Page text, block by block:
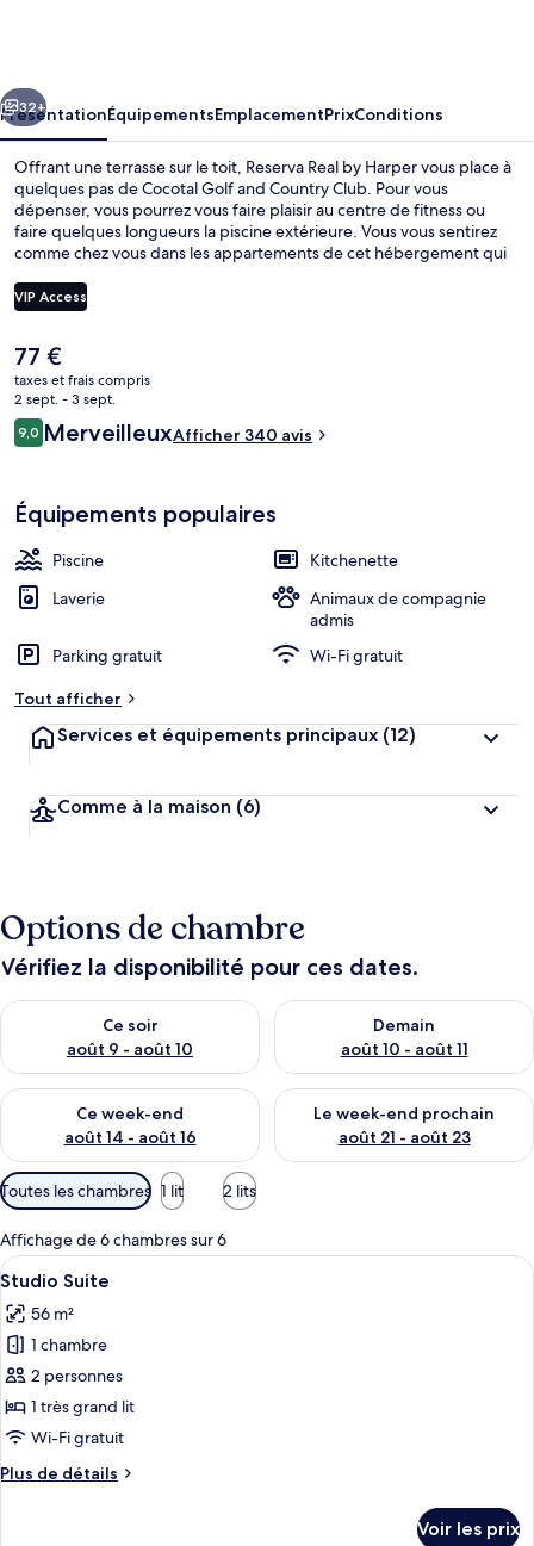
Suivant
32+
PrésentationÉquipementsEmplacementPrixConditions
Offrant une terrasse sur le toit, Reserva Real by Harper vous place à
quelques pas de Cocotal Golf and Country Club. Pour vous
dépenser, vous pourrez vous faire plaisir au centre de fitness ou
faire quelques longueurs la piscine extérieure. Vous vous sentirez
comme chez vous dans les appartements de cet hébergement qui
linge/sèche-linge, une TV connectée et l'accès Wi-Fi à Internet
gratuit.
VIP Access
Le
prix
actuel
est
de
77 €
taxes et frais compris
2 sept. - 3 sept.
Avis
voyageurs
9,09,0 sur 10
MerveilleuxAfficher 340 avis
Équipements populaires
Piscine
Kitchenette
Laverie
Animaux de compagnie
admis
Parking gratuit
Wi-Fi gratuit
Tout afficher
Services et équipements principaux (12)
Comme à la maison (6)
Options de chambre
Vérifiez la disponibilité pour ces dates.
Ce soir
août 9 - août 10
Vérifier la disponibilité pour ce soir août 9 - août 10
Demain
août 10 - août 11
Vérifier la disponibilité pour
Ce week-end
août 14 - août 16
Vérifier la disponibilité pour ce week-end août 14 - août 16
Le week-end prochain
août 21 - août 23
Vérifier la disponibilité pour
Filtres
disponibles
pour
les
chambres
Toutes les chambres 1 lit 2 lits
Affichage de 6 chambres sur 6
Afficher
toutes
les
photos
pour
ce
type
chambre :
Une chambre moderne avec un
11
Studio Suite
56 m²
1 chambre
2 personnes
1 très grand lit
Wi-Fi gratuit
Plus de détails
Plus
Voir les prix